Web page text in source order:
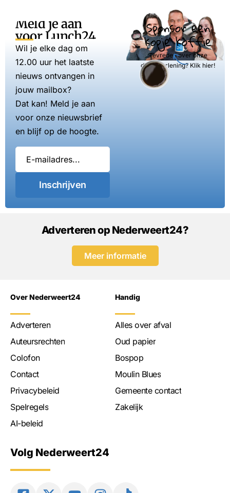
Meld je aan
voor Lunch24
Wil je elke dag om
12.00 uur het laatste
nieuws ontvangen in
jouw mailbox?
Dat kan! Meld je aan
voor onze nieuwsbrief
en blijf op de hoogte.
Inschrijven
Sponsor een
kopje koffie
Tevreden over onze
dienstverlening? Klik hier!
Adverteren op Nederweert24?
Meer informatie
Over Nederweert24
Adverteren
Auteursrechten
Colofon
Contact
Privacybeleid
Spelregels
AI-beleid
Handig
Alles over afval
Oud papier
Bospop
Moulin Blues
Gemeente contact
Zakelijk
Volg Nederweert24